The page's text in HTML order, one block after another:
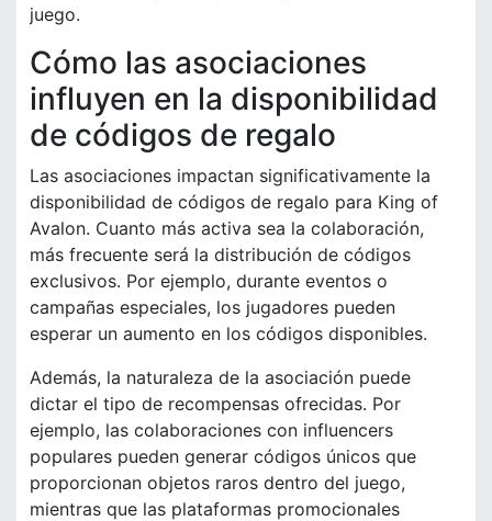
juego.
Cómo las asociaciones
influyen en la disponibilidad
de códigos de regalo
Las asociaciones impactan significativamente la
disponibilidad de códigos de regalo para King of
Avalon. Cuanto más activa sea la colaboración,
más frecuente será la distribución de códigos
exclusivos. Por ejemplo, durante eventos o
campañas especiales, los jugadores pueden
esperar un aumento en los códigos disponibles.
Además, la naturaleza de la asociación puede
dictar el tipo de recompensas ofrecidas. Por
ejemplo, las colaboraciones con influencers
populares pueden generar códigos únicos que
proporcionan objetos raros dentro del juego,
mientras que las plataformas promocionales